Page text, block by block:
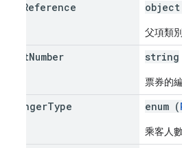
Reference
父項類
ticketNumber string
票券的
passengerType enum (
乘客人數